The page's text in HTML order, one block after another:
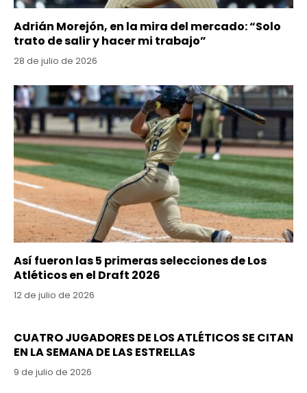
Adrián Morejón, en la mira del mercado: “Solo
trato de salir y hacer mi trabajo”
28 de julio de 2026
Así fueron las 5 primeras selecciones de Los
Atléticos en el Draft 2026
12 de julio de 2026
CUATRO JUGADORES DE LOS ATLÉTICOS SE CITAN
EN LA SEMANA DE LAS ESTRELLAS
9 de julio de 2026